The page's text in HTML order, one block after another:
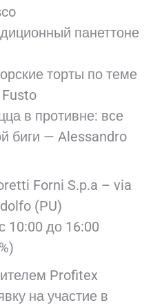
панеттоне
торты по теме
в противне: все
биги — Alessandro
Forni S.p.a – via
(PU)
10:00 до 16:00
Profitex
на участие в